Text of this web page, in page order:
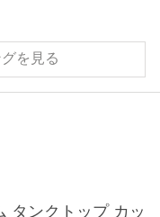
を見る
タンクトップ カッ